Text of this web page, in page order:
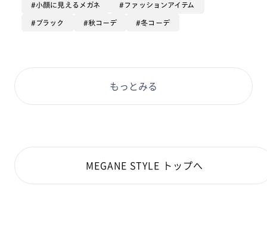
丸い耳をイメージしたテンプルエンドと内側にはミッキ
ーマウスがプリントされています！
まカラーがあるのでぜひ！
小顔に見えるメガネ ファッションアイテム
ブラック 秋コーデ 冬コーデ
もっとみる
MEGANE STYLE トップへ